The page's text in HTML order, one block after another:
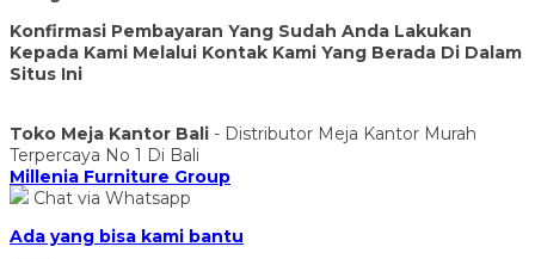
Konfirmasi Pembayaran Yang Sudah Anda Lakukan
Kepada Kami Melalui Kontak Kami Yang Berada Di Dalam
Situs Ini
Toko Meja Kantor Bali - Distributor Meja Kantor Murah
Terpercaya No 1 Di Bali
Millenia Furniture Group
Chat via Whatsapp
Ada yang bisa kami bantu